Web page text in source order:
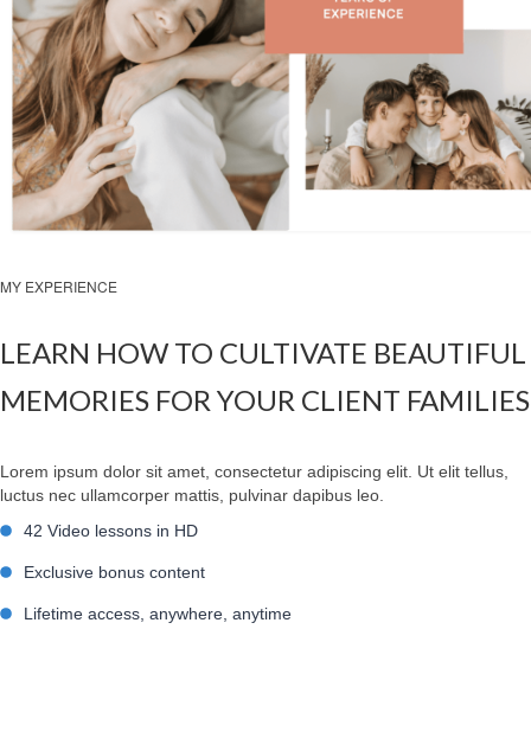
MY EXPERIENCE
LEARN HOW TO CULTIVATE BEAUTIFUL
MEMORIES FOR YOUR CLIENT FAMILIES
Lorem ipsum dolor sit amet, consectetur adipiscing elit. Ut elit tellus,
luctus nec ullamcorper mattis, pulvinar dapibus leo.
42 Video lessons in HD
Exclusive bonus content
Lifetime access, anywhere, anytime